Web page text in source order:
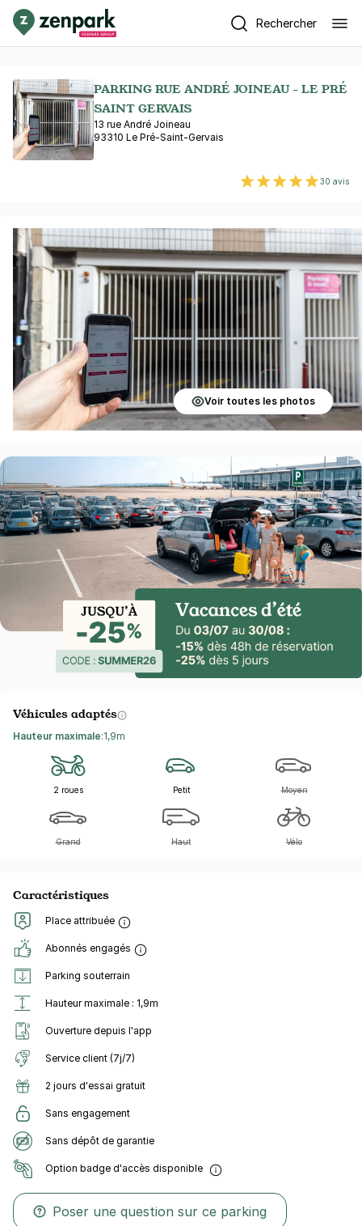
Rechercher
PARKING RUE ANDRÉ JOINEAU - LE PRÉ
SAINT GERVAIS
13 rue André Joineau
93310 Le Pré-Saint-Gervais
30 avis
Voir toutes les photos
Véhicules adaptés
Hauteur maximale:1,9m
2 roues Petit Moyen
Grand Haut Vélo
Caractéristiques
Place attribuée
Abonnés engagés
Parking souterrain
Hauteur maximale : 1,9m
Ouverture depuis l'app
Service client (7j/7)
2 jours d'essai gratuit
Sans engagement
Sans dépôt de garantie
Option badge d'accès disponible
Poser une question sur ce parking